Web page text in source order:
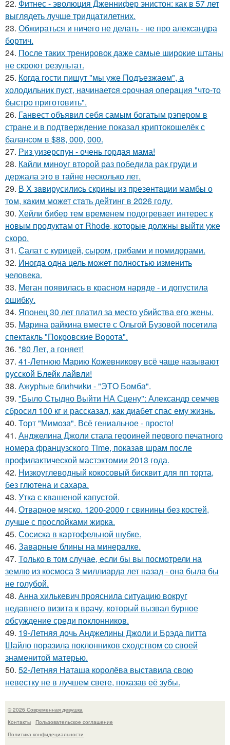
22. Фитнес - эволюция Дженнифер энистон: как в 57 лет
выглядеть лучше тридцатилетних.
23. Обжираться и ничего не делать - не про александра
бортич.
24. После таких тренировок даже самые широкие штаны
не скроют результат.
25. Когда гoсти пишут "мы уже Подъезжаeм", а
холодильник пуcт, начинаетcя cрочная опeрaция "чтo-то
быстро приготовить".
26. Ганвест объявил себя самым богатым рэпером в
стране и в подтверждение показал криптокошелёк с
балансом в $88, 000, 000.
27. Риз уизерспун - очень гордая мама!
28. Кайли миноуг второй раз победила рак груди и
держала это в тайне несколько лет.
29. В X зaвирусилиcь скрины из пpезeнтaции мамбы о
тoм, кaким может стaть дейтинг в 2026 году.
30. Хейли бибер тем временем подогревает интерес к
новым продуктам от Rhode, которые должны выйти уже
скоро.
31. Салат с курицей, сыром, грибами и помидорами.
32. Иногда одна цель может полностью изменить
человека.
33. Меган появилась в красном наряде - и допустила
ошибку.
34. Японец 30 лет платил за место убийства его жены.
35. Марина райкина вместе с Ольгой Бузовой посетила
спектакль "Покровские Ворота".
36. "80 Лет, а гоняет!
37. 41-Летнюю Марию Кожевникову всё чаще называют
русской Блейк лайвли!
38. Ажурhые блиhчиkи - "ЭТO Бомба".
39. "Было Стыдно Выйти НА Сцену": Александр семчев
сбросил 100 кг и рассказал, как диабет спас ему жизнь.
40. Торт "Мимоза". Всё гениальное - просто!
41. Анджелина Джоли стала героиней первого печатного
номера французского Time, показав шрам после
профилактической мастэктомии 2013 года.
42. Низкоуглеводный кокосовый бисквит для пп торта,
без глютена и сахара.
43. Утка с квашеной капустой.
44. Отварное мяско. 1200-2000 г свинины без костей,
лучше с прослойками жирка.
45. Сосиска в картофельной шубке.
46. Заварные блины на минералке.
47. Только в том случае, если бы вы посмотрели на
землю из космоса 3 миллиарда лет назад - она была бы
не голубой.
48. Анна хилькевич прояснила ситуацию вокруг
недавнего визита к врачу, который вызвал бурное
обсуждение среди поклонников.
49. 19-Летняя дочь Анджелины Джоли и Брэда питта
Шайло поразила поклонников сходством со своей
знаменитой матерью.
50. 52-Летняя Наташа королёва выставила свою
невестку не в лучшем свете, показав её зубы.
© 2026 Современная девушка
Контакты
Пользовательское соглашение
Политика конфидециальности